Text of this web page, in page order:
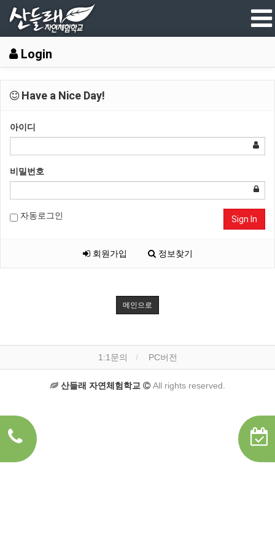
Login
Have a Nice Day!
아이디
비밀번호
자동로그인 Sign In
회원가입 정보찾기
메인으로
1:1문의 PC버전
산들래 자연체험학교 All rights reserved.